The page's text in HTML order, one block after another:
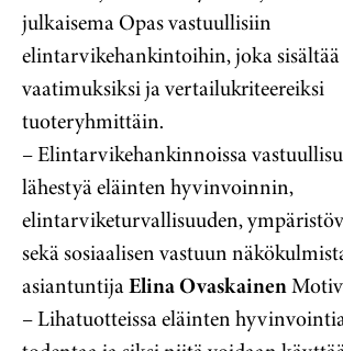
julkaisema Opas vastuullisiin
elintarvikehankintoihin, joka sisältää
vaatimuksiksi ja vertailukriteereiksi
tuoteryhmittäin.
– Elintarvikehankinnoissa
lähestyä eläinten hyvinvoinnin,
elintarviketurvallisuuden,
sekä sosiaalisen vastuun
asiantuntijaElina Ovaskainen
– Lihatuotteissa eläinten